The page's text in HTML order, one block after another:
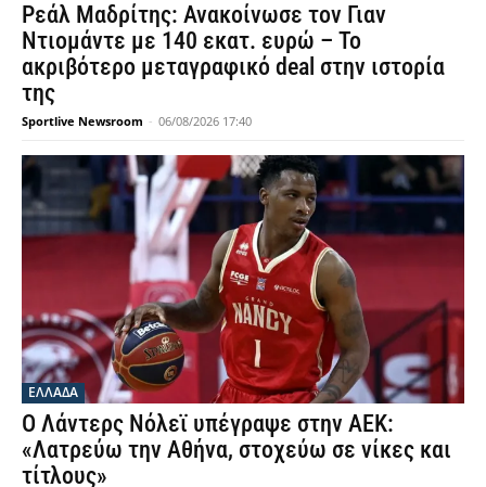
Ρεάλ Μαδρίτης: Ανακοίνωσε τον Γιαν
Ντιομάντε με 140 εκατ. ευρώ – Το
ακριβότερο μεταγραφικό deal στην ιστορία
της
Sportlive Newsroom - 06/08/2026 17:40
ΕΛΛΑΔΑ
Ο Λάντερς Νόλεϊ υπέγραψε στην ΑΕΚ:
«Λατρεύω την Αθήνα, στοχεύω σε νίκες και
τίτλους»